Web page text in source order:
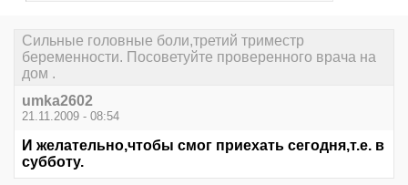
Сильные головные боли,третий триместр
беременности. Посоветуйте проверенного врача на
дом .
umka2602
21.11.2009 - 08:54
И желательно,чтобы смог приехать сегодня,т.е. в
субботу.